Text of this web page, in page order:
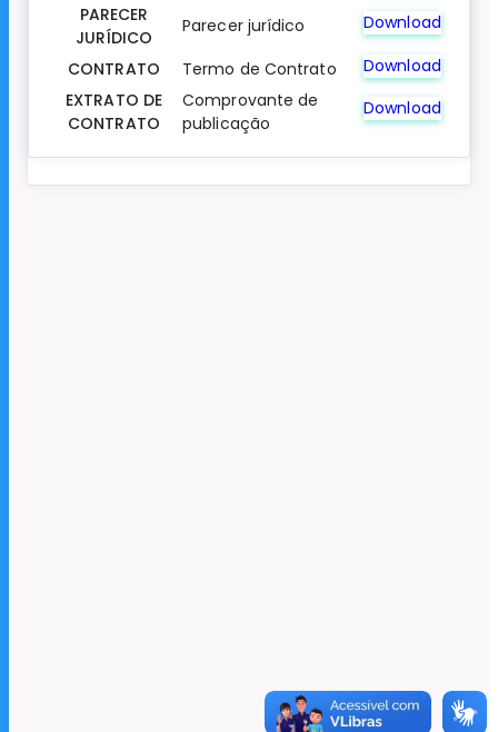
PARECER
JURÍDICO
Parecer jurídico Download
CONTRATO Termo de Contrato
Download
EXTRATO DE
CONTRATO
Comprovante de
publicação
Download